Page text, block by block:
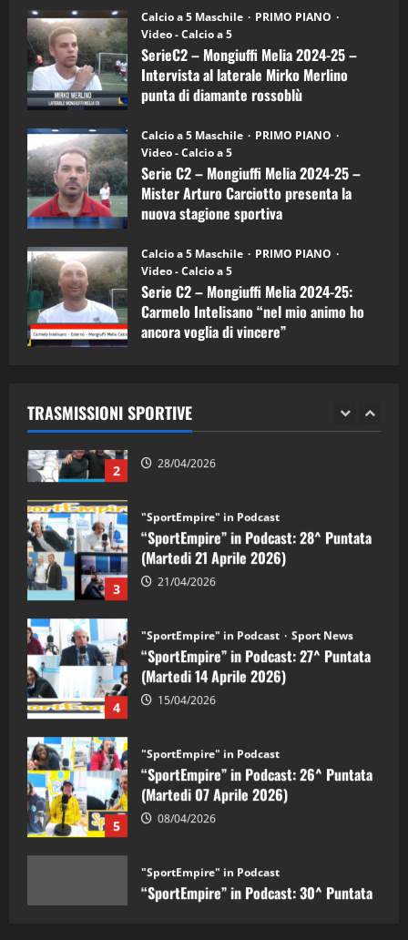
6)
–
Intervista
a
mister
Arturo
Carciotto
(Mongiuffi
Calcio a 5 Maschile
PRIMO PIANO
Video - Calcio a 5
SerieC2 – Mongiuffi Melia 2024-25 –
Intervista al laterale Mirko Merlino
punta di diamante rossoblù
Calcio a 5 Maschile
PRIMO PIANO
Video - Calcio a 5
Serie C2 – Mongiuffi Melia 2024-25 –
Mister Arturo Carciotto presenta la
nuova stagione sportiva
Calcio a 5 Maschile
PRIMO PIANO
Video - Calcio a 5
Serie C2 – Mongiuffi Melia 2024-25:
Carmelo Intelisano “nel mio animo ho
ancora voglia di vincere”
TRASMISSIONI SPORTIVE
4
“SportEmpire” in Podcast: 27^ Puntata
(Martedi 14 Aprile 2026)
15/04/2026
5
“SportEmpire” in Podcast: 26^ Puntata
(Martedi 07 Aprile 2026)
08/04/2026
1
“SportEmpire” in Podcast: 30^ Puntata
(Martedi 05 Maggio 2026)
08/05/2026
2 28/04/2026
3
"SportEmpire" in Podcast
21/04/2026
4
"SportEmpire" in Podcast
15/04/2026
5
"SportEmpire" in Podcast
08/04/2026
"SportEmpire" in Podcast
08/05/2026